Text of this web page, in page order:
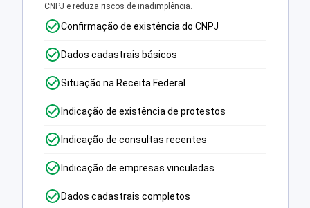
CNPJ e reduza riscos de inadimplência.
Confirmação de existência do CNPJ
Dados cadastrais básicos
Situação na Receita Federal
Indicação de existência de protestos
Indicação de consultas recentes
Indicação de empresas vinculadas
Dados cadastrais completos